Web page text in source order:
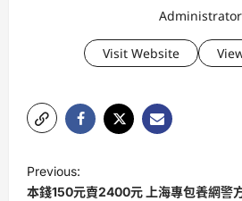
Administrator
Visit Website
o
Previous:
本錢150元賣2400元 上海專包養網警